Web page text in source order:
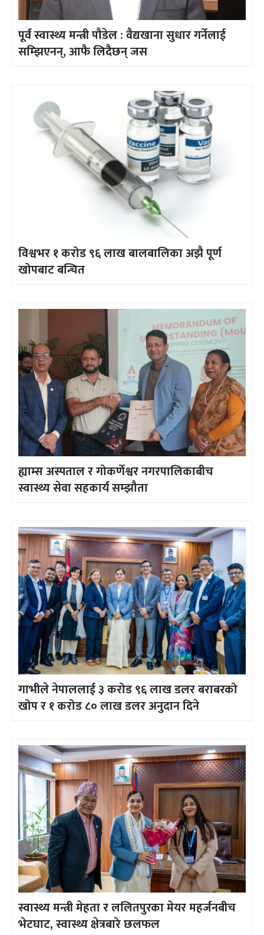
पूर्व स्वास्थ्य मन्त्री पौडेल : वैद्यखाना सुधार गर्नेलाई
सम्झिएनन्, आफै लिदैछन् जस
विश्वभर १ करोड ९६ लाख बालबालिका अझै पूर्ण
खोपबाट बन्चित
ह्याम्स अस्पताल र गोकर्णेश्वर नगरपालिकाबीच
स्वास्थ्य सेवा सहकार्य सम्झौता
गाभीले नेपाललाई ३ करोड ९६ लाख डलर बराबरको
खोप र १ करोड ८० लाख डलर अनुदान दिने
स्वास्थ्य मन्त्री मेहता र ललितपुरका मेयर महर्जनबीच
भेटघाट, स्वास्थ्य क्षेत्रबारे छलफल